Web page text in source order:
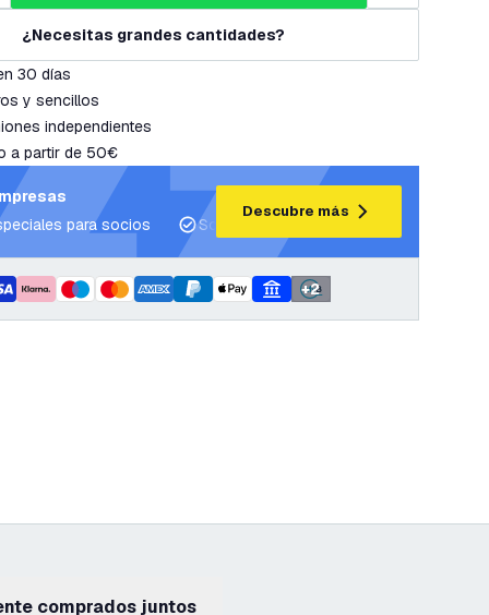
¿Necesitas grandes cantidades?
30 días
y sencillos
independientes
a partir de 50€
para socios
Soporte para proyectos y planes de
Descubre más
+2
comprados juntos